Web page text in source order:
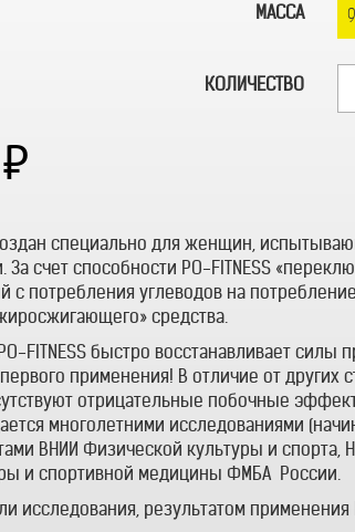
МАССА
КОЛИЧЕСТВО
специально для женщин,
За счет способности РО-FITNESS
с потребления углеводов на
средства.
РО-FITNESS быстро восстанавливает
применения! В отличие от других
отрицательные побочные
многолетними исследованиями
ВНИИ Физической культуры и спорта,
и спортивной медицины ФМБА России.
исследования, результатом применения